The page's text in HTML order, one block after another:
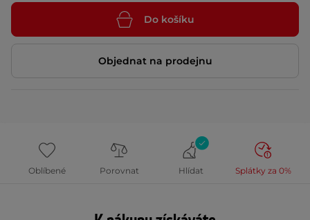
Do košíku
Objednat na prodejnu
Oblíbené Porovnat Hlídat Splátky za 0%